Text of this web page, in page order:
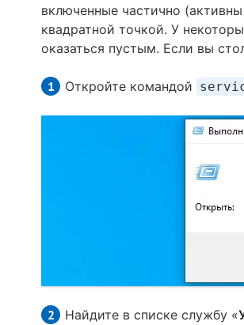
включенные частично
квадратной точкой. У
оказаться пустым. Если вы
Откройте командой
Найдите в списке службу «